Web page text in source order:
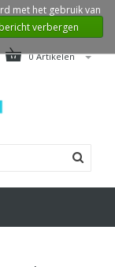
0 Artikelen
met het gebruik van
verbergen